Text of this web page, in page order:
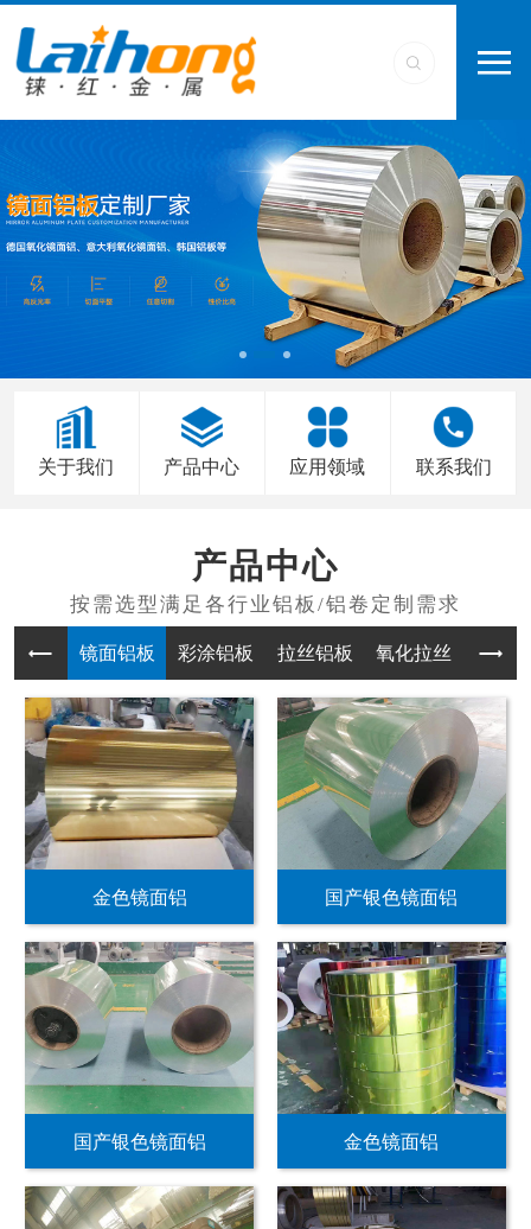
关于我们 产品中心 应用领域 联系我们
产品中心
镜面铝板 彩涂铝板 拉丝铝板 氧化拉丝 普通
金色镜面铝 国产银色镜面铝
国产银色镜面铝 金色镜面铝